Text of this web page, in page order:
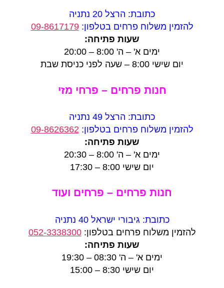
כתובת: הרצל 20 נתניה
להזמין משלוח פרחים בטלפון:09-8617179
שעות פתיחה:
ימים א' – ה' 8:00 – 20:00
יום שישי 8:00 – שעה לפני כניסת שבת
חנות פרחים – פרחי מזי
כתובת: הרצל 49 נתניה
להזמין משלוח פרחים בטלפון: 09-8626362
שעות פתיחה:
ימים א' – ה' 8:00 – 20:30
יום שישי 8:00 – 17:30
חנות פרחים – פרחים ועוד
כתובת: גיבורי ישראל 40 נתניה
להזמין משלוח פרחים בטלפון:052-3338300
שעות פתיחה:
ימים א' – ה' 08:30 – 19:30
יום שישי 8:30 – 15:00